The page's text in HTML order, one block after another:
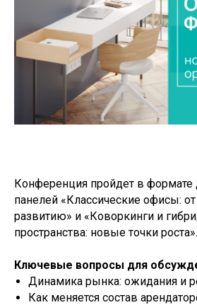
Конференция пройдет в формате
панелей «Классические офисы:
развитию» и «Коворкинги и
пространства: новые точки роста».
Ключевые вопросы для
Динамика рынка: ожидания и
Как меняется состав